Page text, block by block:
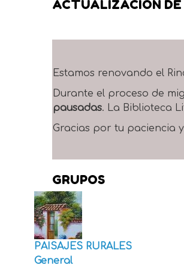
ACTUALIZACIÓN
Estamos renovando el
Durante el proceso de
pausadas. La Biblioteca
Gracias por tu paciencia
GRUPOS
PAISAJES RURALES
General